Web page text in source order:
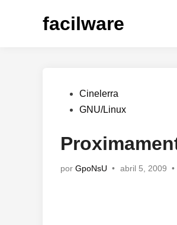
facilware
Publicado
en
Cinelerra
GNU/Linux
por GpoNsU • abril 5, 2009 •